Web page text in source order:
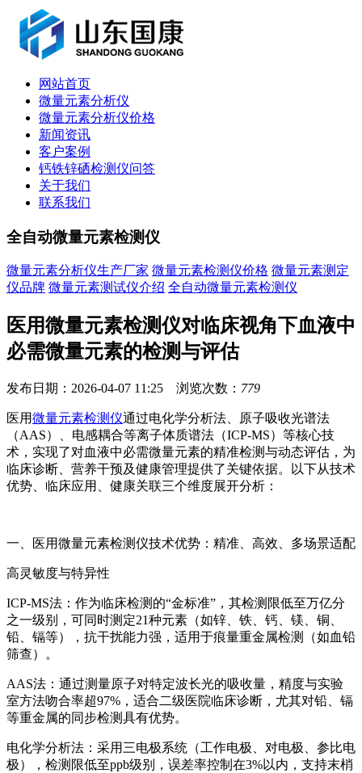
网站首页
微量元素分析仪
微量元素分析仪价格
新闻资讯
客户案例
钙铁锌硒检测仪问答
关于我们
联系我们
全自动微量元素检测仪
微量元素分析仪生产厂家 微量元素检测仪价格 微量元素测定
仪品牌 微量元素测试仪介绍 全自动微量元素检测仪
医用微量元素检测仪对临床视角下血液中
必需微量元素的检测与评估
发布日期：2026-04-07 11:25 浏览次数： 779
医用微量元素检测仪通过电化学分析法、原子吸收光谱法
（AAS）、电感耦合等离子体质谱法（ICP-MS）等核心技
术，实现了对血液中必需微量元素的精准检测与动态评估，为
临床诊断、营养干预及健康管理提供了关键依据。以下从技术
优势、临床应用、健康关联三个维度展开分析：
一、医用微量元素检测仪技术优势：精准、高效、多场景适配
高灵敏度与特异性
ICP-MS法：作为临床检测的“金标准”，其检测限低至万亿分
之一级别，可同时测定21种元素（如锌、铁、钙、镁、铜、
铅、镉等），抗干扰能力强，适用于痕量重金属检测（如血铅
筛查）。
AAS法：通过测量原子对特定波长光的吸收量，精度与实验
室方法吻合率超97%，适合二级医院临床诊断，尤其对铅、镉
等重金属的同步检测具有优势。
电化学分析法：采用三电极系统（工作电极、对电极、参比电
极），检测限低至ppb级别，误差率控制在3%以内，支持末梢